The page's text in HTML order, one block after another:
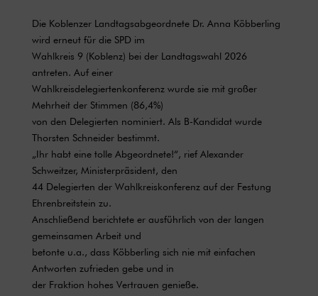
Die Koblenzer Landtagsabgeordnete Dr. Anna Köbberling
wird erneut für die SPD im
Wahlkreis 9 (Koblenz) bei der Landtagswahl 2026
antreten. Auf einer
Wahlkreisdelegiertenkonferenz wurde sie mit großer
Mehrheit der Stimmen (86,4%)
von den Delegierten nominiert. Als B-Kandidat wurde
Thorsten Schneider bestimmt.
„Ihr habt eine tolle Abgeordnete!“, rief Alexander
Schweitzer, Ministerpräsident, den
44 Delegierten der Wahlkreiskonferenz auf der Festung
Ehrenbreitstein zu.
Anschließend berichtete er ausführlich von der langen
gemeinsamen Arbeit und
betonte u.a., dass Köbberling sich nie mit einfachen
Antworten zufrieden gebe und in
der Fraktion hohes Vertrauen genieße.